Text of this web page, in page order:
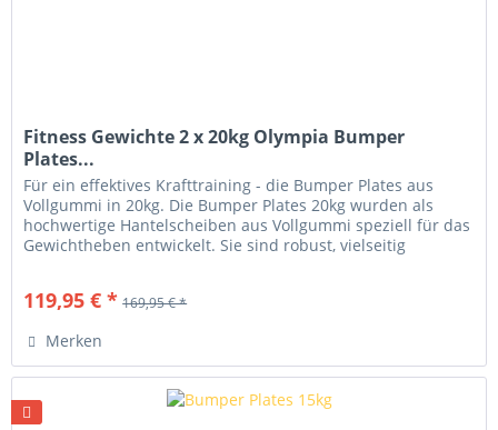
Fitness Gewichte 2 x 20kg Olympia Bumper
Plates...
Für ein effektives Krafttraining - die Bumper Plates aus
Vollgummi in 20kg. Die Bumper Plates 20kg wurden als
hochwertige Hantelscheiben aus Vollgummi speziell für das
Gewichtheben entwickelt. Sie sind robust, vielseitig
119,95 € * 169,95 € *
Merken